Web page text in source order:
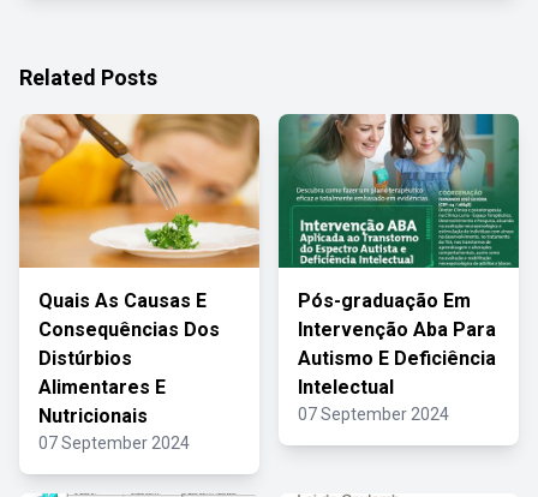
Related Posts
Quais As Causas E
Consequências Dos
Distúrbios
Alimentares E
Nutricionais
07 September 2024
Pós-graduação Em
Intervenção Aba Para
Autismo E Deficiência
Intelectual
07 September 2024